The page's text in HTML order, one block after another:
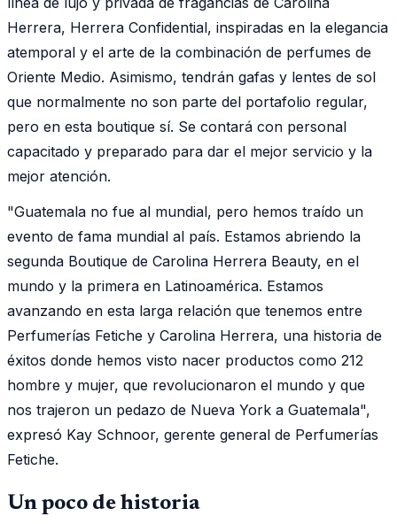
Herrera, Herrera Confidential, inspiradas en la elegancia
atemporal y el arte de la combinación de perfumes de
Oriente Medio. Asimismo, tendrán gafas y lentes de sol
que normalmente no son parte del portafolio regular,
pero en esta boutique sí. Se contará con personal
capacitado y preparado para dar el mejor servicio y la
mejor atención.
"Guatemala no fue al mundial, pero hemos traído un
evento de fama mundial al país. Estamos abriendo la
segunda Boutique de Carolina Herrera Beauty, en el
mundo y la primera en Latinoamérica. Estamos
avanzando en esta larga relación que tenemos entre
Perfumerías Fetiche y Carolina Herrera, una historia de
éxitos donde hemos visto nacer productos como 212
hombre y mujer, que revolucionaron el mundo y que
nos trajeron un pedazo de Nueva York a Guatemala",
expresó Kay Schnoor, gerente general de Perfumerías
Fetiche.
Un poco de historia